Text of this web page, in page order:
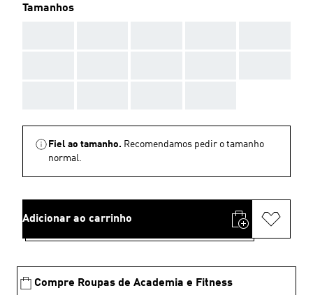
Tamanhos
Fiel ao tamanho. Recomendamos pedir o tamanho
normal.
Adicionar ao carrinho
Compre Roupas de Academia e Fitness